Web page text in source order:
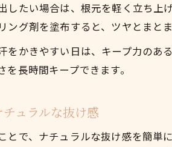
したい場合は、根元を軽く立ち
グ剤を塗布すると、ツヤとまと
をかきやすい日は、キープ力の
長時間キープできます。
ュラルな抜け感
とで、ナチュラルな抜け感を簡単